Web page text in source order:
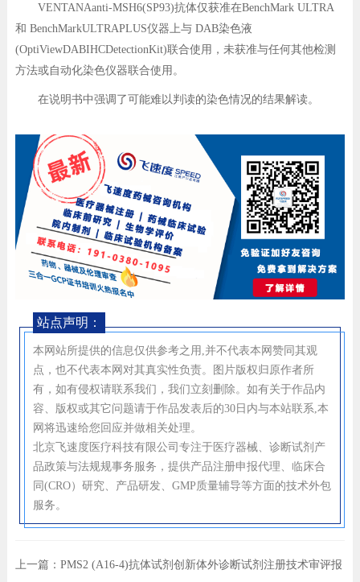
VENTANAanti-MSH6(SP93)抗体仅获准在BenchMark ULTRA
和 BenchMarkULTRAPLUS仪器上与 DAB染色液
(OptiViewDABIHCDetectionKit)联合使用，未获准与任何其他检测
方法或自动化染色仪器联合使用。
在说明书中强调了可能难以判读的染色情况的结果解读。
站点声明：
本网站所提供的信息仅供参考之用,并不代表本网赞同其观
点，也不代表本网对其真实性负责。图片版权归原作者所
有，如有侵权请联系我们，我们立刻删除。如有关于作品内
容、版权或其它问题请于作品发表后的30日内与本站联系,本
网将迅速给您回应并做相关处理。
北京飞速度医疗科技有限公司专注于医疗器械、诊断试剂产
品政策与法规规事务服务，提供产品注册申报代理、临床合
同(CRO）研究、产品研发、GMP质量辅导等方面的技术外包
服务。
上一篇： PMS2 (A16-4)抗体试剂创新体外诊断试剂注册技术审评报